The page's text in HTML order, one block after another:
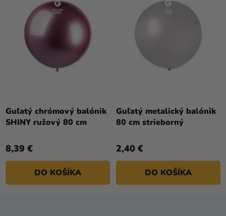
Guľatý chrómový balónik
SHINY ružový 80 cm
8,39 €
DO KOŠÍKA
Guľatý metalický balónik
80 cm strieborný
2,40 €
DO KOŠÍKA